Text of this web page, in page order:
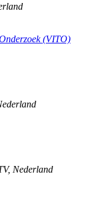
(VITO)
, Nederland